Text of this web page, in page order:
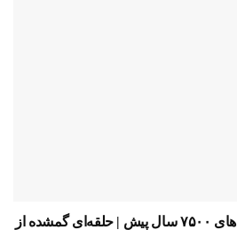
داستان زندگی، شکار و آیین‌های ۷۵۰۰ سال پیش | حلقه‌ای گمشده از